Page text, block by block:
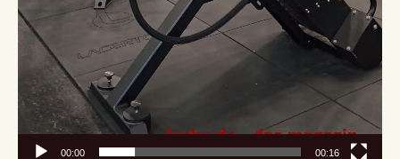
00:00 00:16